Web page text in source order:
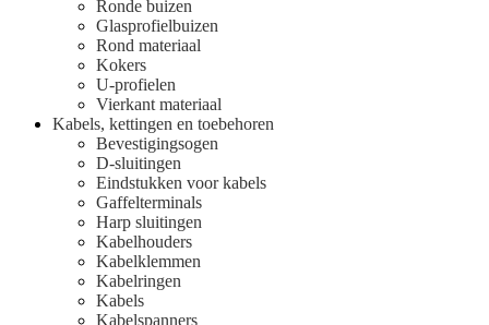
Ronde buizen
Glasprofielbuizen
Rond materiaal
Kokers
U-profielen
Vierkant materiaal
Kabels, kettingen en toebehoren
Bevestigingsogen
D-sluitingen
Eindstukken voor kabels
Gaffelterminals
Harp sluitingen
Kabelhouders
Kabelklemmen
Kabelringen
Kabels
Kabelspanners